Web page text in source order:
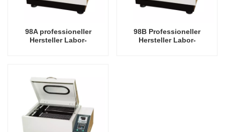
98A professioneller
Hersteller Labor-
98B Professioneller
Hersteller Labor-